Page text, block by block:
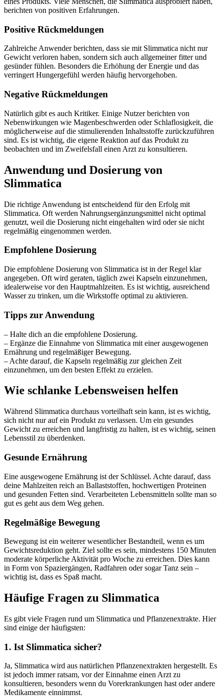
berichten von positiven Erfahrungen.
Positive Rückmeldungen
Zahlreiche Anwender berichten, dass sie mit Slimmatica nicht nur
Gewicht verloren haben, sondern sich auch allgemeiner fitter und
gesünder fühlen. Besonders die Erhöhung der Energie und das
verringert Hungergefühl werden häufig hervorgehoben.
Negative Rückmeldungen
Natürlich gibt es auch Kritiker. Einige Nutzer berichten von
Nebenwirkungen wie Magenbeschwerden oder Schlaflosigkeit, die
möglicherweise auf die stimulierenden Inhaltsstoffe zurückzuführen
sind. Es ist wichtig, die eigene Reaktion auf das Produkt zu
beobachten und im Zweifelsfall einen Arzt zu konsultieren.
Anwendung und Dosierung von
Slimmatica
Die richtige Anwendung ist entscheidend für den Erfolg mit
Slimmatica. Oft werden Nahrungsergänzungsmittel nicht optimal
genutzt, weil die Dosierung nicht eingehalten wird oder sie nicht
regelmäßig eingenommen werden.
Empfohlene Dosierung
Die empfohlene Dosierung von Slimmatica ist in der Regel klar
angegeben. Oft wird geraten, täglich zwei Kapseln einzunehmen,
idealerweise vor den Hauptmahlzeiten. Es ist wichtig, ausreichend
Wasser zu trinken, um die Wirkstoffe optimal zu aktivieren.
Tipps zur Anwendung
– Halte dich an die empfohlene Dosierung.
– Ergänze die Einnahme von Slimmatica mit einer ausgewogenen
Ernährung und regelmäßiger Bewegung.
– Achte darauf, die Kapseln regelmäßig zur gleichen Zeit
einzunehmen, um den besten Effekt zu erzielen.
Wie schlanke Lebensweisen helfen
Während Slimmatica durchaus vorteilhaft sein kann, ist es wichtig,
sich nicht nur auf ein Produkt zu verlassen. Um ein gesundes
Gewicht zu erreichen und langfristig zu halten, ist es wichtig, seinen
Lebensstil zu überdenken.
Gesunde Ernährung
Eine ausgewogene Ernährung ist der Schlüssel. Achte darauf, dass
deine Mahlzeiten reich an Ballaststoffen, hochwertigen Proteinen
und gesunden Fetten sind. Verarbeiteten Lebensmitteln sollte man so
gut es geht aus dem Weg gehen.
Regelmäßige Bewegung
Bewegung ist ein weiterer wesentlicher Bestandteil, wenn es um
Gewichtsreduktion geht. Ziel sollte es sein, mindestens 150 Minuten
moderate körperliche Aktivität pro Woche zu erreichen. Dies kann
in Form von Spaziergängen, Radfahren oder sogar Tanz sein –
wichtig ist, dass es Spaß macht.
Häufige Fragen zu Slimmatica
Es gibt viele Fragen rund um Slimmatica und Pflanzenextrakte. Hier
sind einige der häufigsten:
1. Ist Slimmatica sicher?
Ja, Slimmatica wird aus natürlichen Pflanzenextrakten hergestellt. Es
ist jedoch immer ratsam, vor der Einnahme einen Arzt zu
konsultieren, besonders wenn du Vorerkrankungen hast oder andere
Medikamente einnimmst.